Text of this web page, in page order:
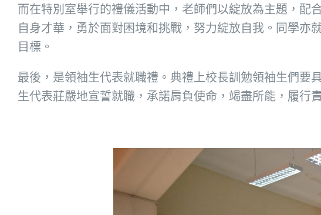
而在特別室舉行的禮儀活動中，老師們以綻放為主題，配
自身才華，勇於面對困境和挑戰，努力綻放自我。同學
目標。
最後，是領袖生代表就職禮。典禮上校長訓勉領袖生們要
生代表莊嚴地宣誓就職，承諾肩負使命，竭盡所能，履行